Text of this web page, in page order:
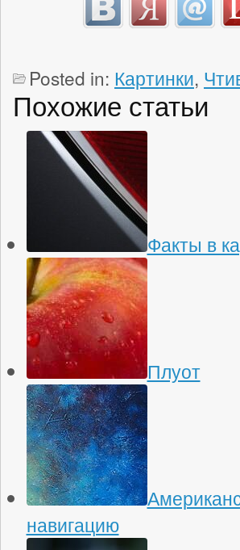
Posted in: Картинки,
Похожие статьи
Факты в
Плуот
навигацию